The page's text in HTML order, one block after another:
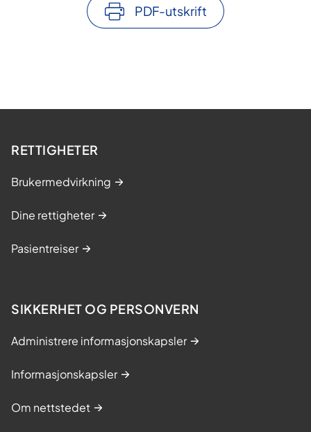
PDF-utskrift
RETTIGHETER
Brukermedvirkning
Dine rettigheter
Pasientreiser
SIKKERHET OG PERSONVERN
Administrere informasjonskapsler
Informasjonskapsler
Om nettstedet